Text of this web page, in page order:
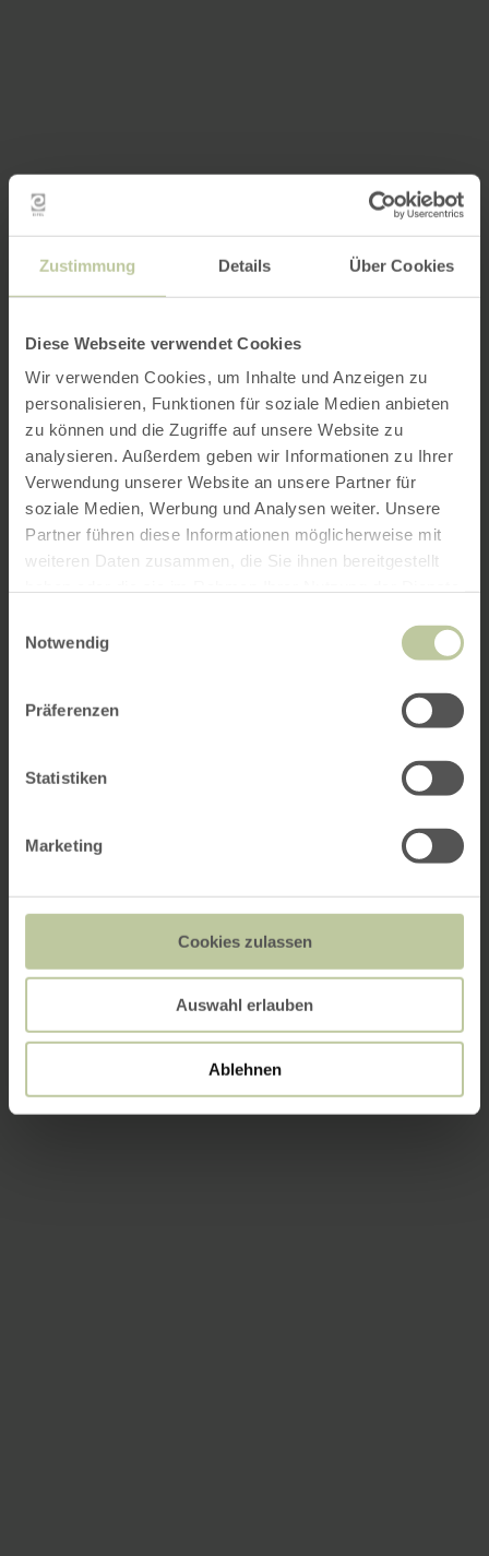
Zustimmung Details Über Cookies
Diese Webseite verwendet Cookies
Wir verwenden Cookies, um Inhalte und Anzeigen zu
personalisieren, Funktionen für soziale Medien anbieten
zu können und die Zugriffe auf unsere Website zu
analysieren. Außerdem geben wir Informationen zu Ihrer
Verwendung unserer Website an unsere Partner für
soziale Medien, Werbung und Analysen weiter. Unsere
Partner führen diese Informationen möglicherweise mit
weiteren Daten zusammen, die Sie ihnen bereitgestellt
Notwendig
Präferenzen
Statistiken
Marketing
Cookies zulassen
Auswahl erlauben
Ablehnen